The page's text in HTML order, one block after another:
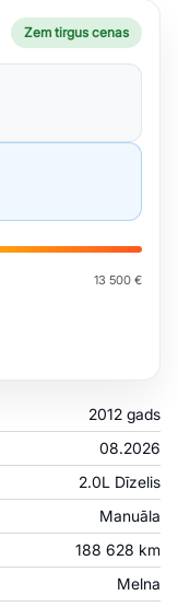
Zem tirgus cenas
13 500 €
2012 gads
08.2026
2.0L Dīzelis
Manuāla
188 628 km
Melna